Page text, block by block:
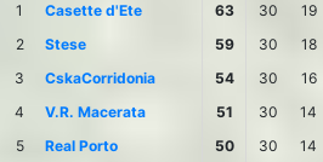
1
Casette d'Ete 63 30 19
2
Stese 59 30 18
3
CskaCorridonia 54 30 16
4
V.R. Macerata 51 30 14
5
Real Porto 50 30 14